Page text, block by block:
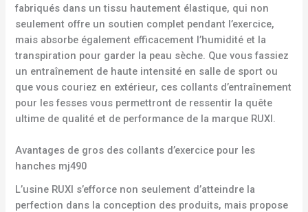
fabriqués dans un tissu hautement élastique, qui non
seulement offre un soutien complet pendant l’exercice,
mais absorbe également efficacement l’humidité et la
transpiration pour garder la peau sèche. Que vous fassiez
un entraînement de haute intensité en salle de sport ou
que vous couriez en extérieur, ces collants d’entraînement
pour les fesses vous permettront de ressentir la quête
ultime de qualité et de performance de la marque RUXI.
Avantages de gros des collants d’exercice pour les
hanches mj490
L’usine RUXI s’efforce non seulement d’atteindre la
perfection dans la conception des produits, mais propose